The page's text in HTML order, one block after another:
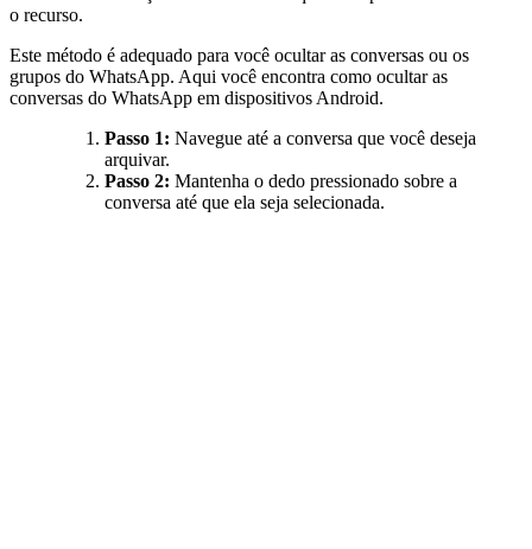
o recurso.
Este método é adequado para você ocultar as conversas ou os
grupos do WhatsApp. Aqui você encontra como ocultar as
conversas do WhatsApp em dispositivos Android.
Passo 1: Navegue até a conversa que você deseja
arquivar.
Passo 2: Mantenha o dedo pressionado sobre a
conversa até que ela seja selecionada.